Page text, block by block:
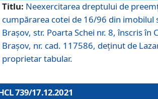
Titlu: Neexercitarea dreptului de
cumpărarea cotei de 16/96 din imobilul
Braşov, str. Poarta Schei nr. 8, înscris în
Brașov, nr. cad. 117586, deținut de
proprietar tabular.
739/17.12.2021